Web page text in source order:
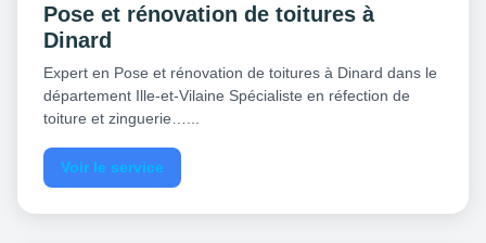
Pose et rénovation de toitures à
Dinard
Expert en Pose et rénovation de toitures à Dinard dans le
département Ille-et-Vilaine Spécialiste en réfection de
toiture et zinguerie…...
Voir le service